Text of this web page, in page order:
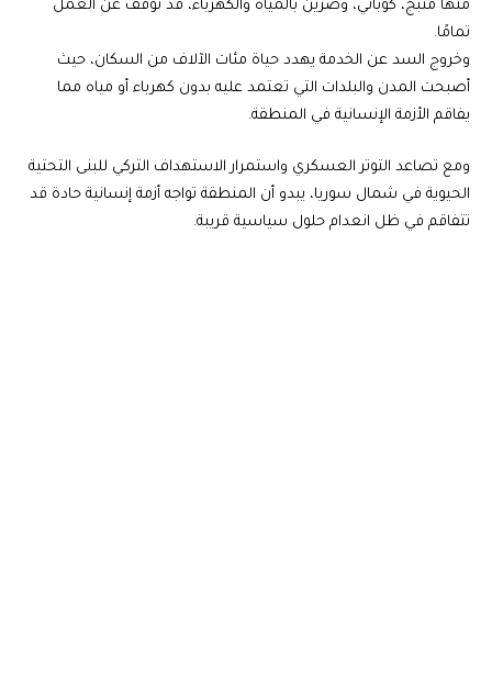
منها منبج، كوباني، وصرين بالمياه والكهرباء، قد توقف عن العمل
تمامًا.
وخروج السد عن الخدمة يهدد حياة مئات الآلاف من السكان، حيث
أصبحت المدن والبلدات التي تعتمد عليه بدون كهرباء أو مياه مما
يفاقم الأزمة الإنسانية في المنطقة.
ومع تصاعد التوتر العسكري واستمرار الاستهداف التركي للبنى التحتية
الحيوية في شمال سوريا، يبدو أن المنطقة تواجه أزمة إنسانية حادة قد
تتفاقم في ظل انعدام حلول سياسية قريبة.